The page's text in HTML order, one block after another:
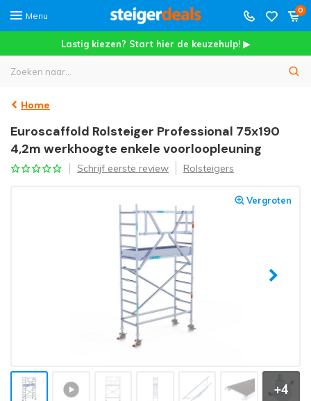
Menu
0
Lastig kiezen? Start hier de keuzehulp! ▶
Home
Euroscaffold Rolsteiger Professional 75x190
4,2m werkhoogte enkele voorloopleuning
Schrijf eerste review Rolsteigers
Vergroten
+4